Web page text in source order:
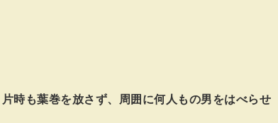
時も葉巻を放さず、周囲に何人もの男をはべらせ